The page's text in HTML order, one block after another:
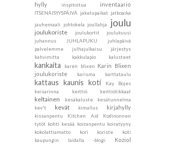
hylly inspitoitua inventaario
ITSENÄISYYSPÄIVÄ jakelupaikat jatkoaika
jauhemaali johtokela joullahja joulu
joulukoriste joulukortit
joulukuusi
juhannus
JUHLAPUKU
juhlapäivä
palvelemme
julhajulkaisu
järjestys
kahvimitta
kakkulapio kalusteet
kankaita karen blixen
Karin Blixen
joulukoriste
karisma karttataulu
kattaus kaunis koti
Kay Bojes
keisarinna
keittiö keittiötikkaat
keltainen kesäkaluste
kesätunnelma
kev't
kevät kimallus kirjahylly
kissanpentu Kitchen Aid
Kodinonnen
tytöt kohti kesää. koiranpentu koiratyyny
kokolattiamatto
kori koriste
koti
kaupungin laidalla -blogi
Koziol